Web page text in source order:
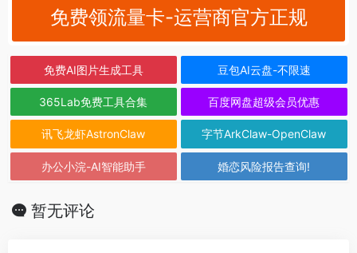
免费领流量卡-运营商官方正规
免费AI图片生成工具 豆包AI云盘-不限速
365Lab免费工具合集 百度网盘超级会员优惠
讯飞龙虾AstronClaw 字节ArkClaw-OpenClaw
办公小浣-AI智能助手 婚恋风险报告查询!
暂无评论